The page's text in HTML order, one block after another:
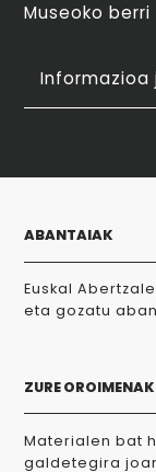
Museoko berri
Informazioa
ABANTAIAK
Euskal
eta gozatu
ZURE
Materialen bat
galdetegira